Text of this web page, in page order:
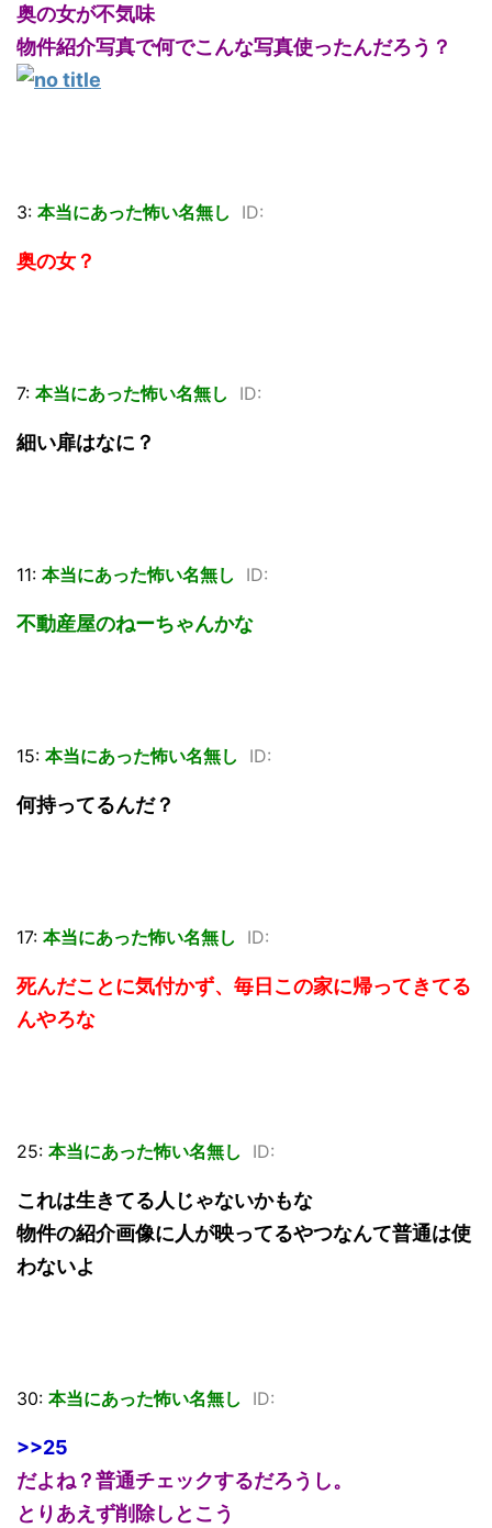
奥の女が不気味
物件紹介写真で何でこんな写真使ったんだろう？
3: 本当にあった怖い名無し ID:
奥の女？
7: 本当にあった怖い名無し ID:
細い扉はなに？
11: 本当にあった怖い名無し ID:
不動産屋のねーちゃんかな
15: 本当にあった怖い名無し ID:
何持ってるんだ？
17: 本当にあった怖い名無し ID:
死んだことに気付かず、毎日この家に帰ってきてる
んやろな
25: 本当にあった怖い名無し ID:
これは生きてる人じゃないかもな
物件の紹介画像に人が映ってるやつなんて普通は使
わないよ
30: 本当にあった怖い名無し ID:
>>25
だよね？普通チェックするだろうし。
とりあえず削除しとこう